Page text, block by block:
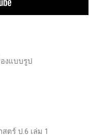
งแบบรูป
ตร์ ป.6 เล่ม 1